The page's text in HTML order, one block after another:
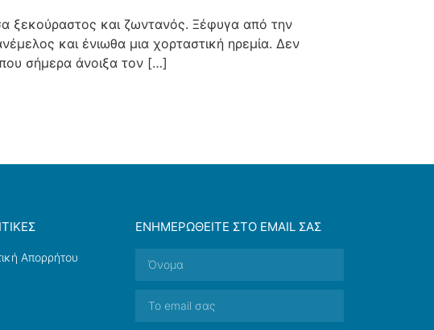
ξεκούραστος και ζωντανός. Ξέφυγα από την
και ένιωθα μια χορταστική ηρεμία. Δεν
σήμερα άνοιξα τον […]
Απορρήτου
ΕΝΗΜΕΡΩΘΕΊΤΕ ΣΤΟ EMAIL ΣΑΣ